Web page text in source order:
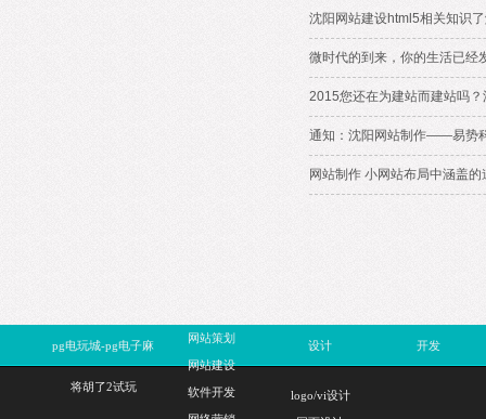
沈阳网站建设html5相关知识
微时代的到来，你的生活已经
2015您还在为建站而建站吗
通知：沈阳网站制作——易势
网站制作 小网站布局中涵盖的
pg电玩城-pg电子麻
将胡了2试玩
网站策划
网站建设
软件开发
设计
logo/vi设计
开发